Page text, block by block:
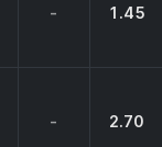
- 1.45
- 2.70